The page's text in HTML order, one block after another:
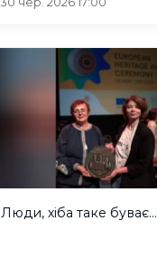
Люди, хіба таке буває...